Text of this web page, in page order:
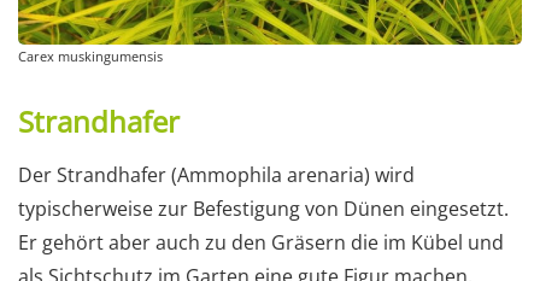
Carex muskingumensis
Strandhafer
Der Strandhafer (Ammophila arenaria) wird
typischerweise zur Befestigung von Dünen eingesetzt.
Er gehört aber auch zu den Gräsern die im Kübel und